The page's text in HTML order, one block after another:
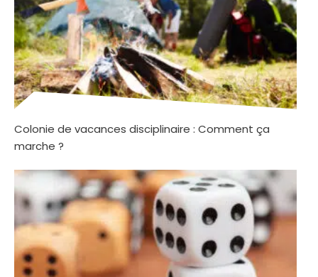
Colonie de vacances disciplinaire : Comment ça
marche ?